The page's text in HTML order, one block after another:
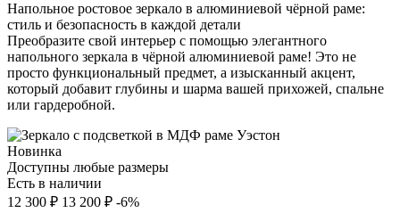
Напольное ростовое зеркало в алюминиевой чёрной раме:
стиль и безопасность в каждой детали
Преобразите свой интерьер с помощью элегантного
напольного зеркала в чёрной алюминиевой раме! Это не
просто функциональный предмет, а изысканный акцент,
который добавит глубины и шарма вашей прихожей, спальне
или гардеробной.
Новинка
Доступны любые размеры
Есть в наличии
12 300 ₽ 13 200 ₽ -6%